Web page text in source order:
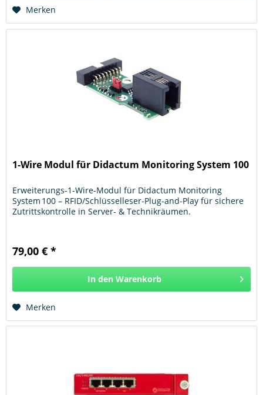
Merken
1-Wire Modul für Didactum Monitoring System 100
Erweiterungs‑1‑Wire‑Modul für Didactum Monitoring
System 100 – RFID/Schlüsselleser‑Plug‑and‑Play für sichere
Zutrittskontrolle in Server‑ & Technikräumen.
79,00 € *
In den Warenkorb
Merken